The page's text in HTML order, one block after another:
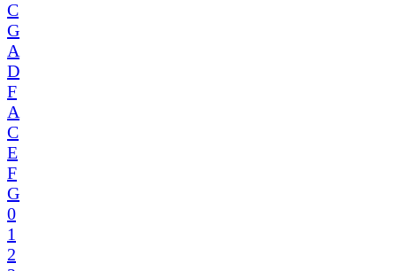
C
G
A
D
F
A
C
E
F
G
0
1
2